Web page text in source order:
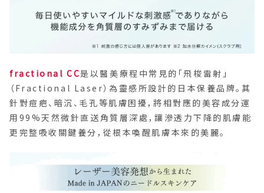
fractional CC是以醫美療程中常見的「飛梭雷射」
（Fractional Laser）為靈感所設計的日本保養品牌。其
針對痘疤、暗沉、毛孔等肌膚困擾，將相對應的美容成分運
用99%天然微針直送角質層深處，讓滲透力下降的肌膚能
更完整吸收關鍵養分，從根本喚醒肌膚本來的美麗。